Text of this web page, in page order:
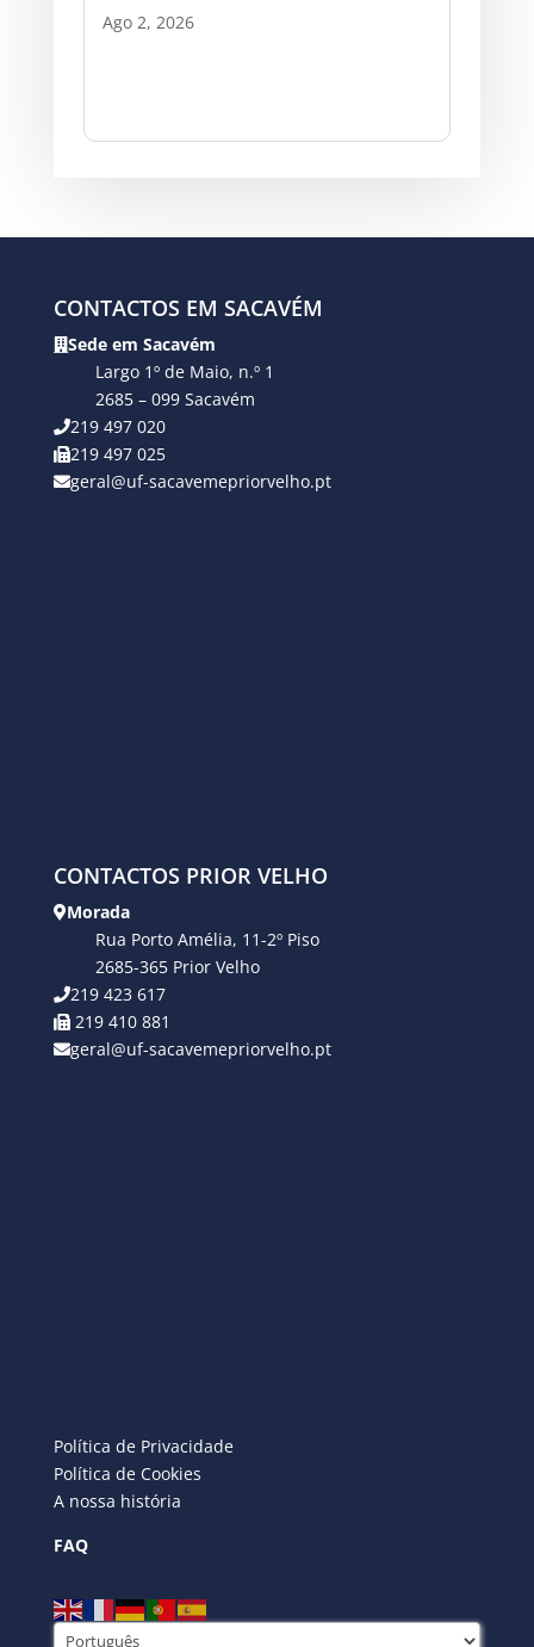
Ago 2, 2026
CONTACTOS EM SACAVÉM
Sede em Sacavém
Largo 1º de Maio, n.º 1
2685 – 099 Sacavém
219 497 020
219 497 025
geral@uf-sacavemepriorvelho.pt
CONTACTOS PRIOR VELHO
Morada
Rua Porto Amélia, 11-2º Piso
2685-365 Prior Velho
219 423 617
219 410 881
geral@uf-sacavemepriorvelho.pt
Política de Privacidade
Política de Cookies
A nossa história
FAQ